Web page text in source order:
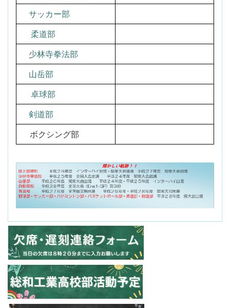
サッカー部
柔道部
少林寺拳法部
山岳部
卓球部
剣道部
ボクシング部